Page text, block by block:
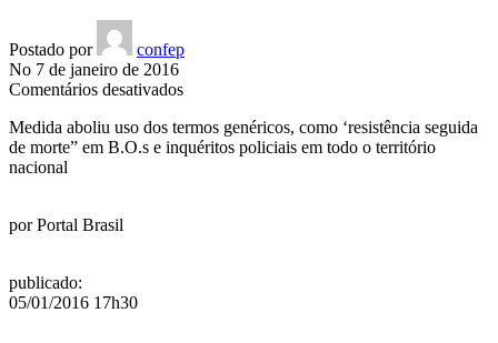
Postado por
confep
No 7 de janeiro de 2016
Comentários desativadosem
acaba
com
Medida aboliu uso dos termos genéricos, como ‘resistência seguida
de morte” em B.O.s e inquéritos policiais em todo o território
nacional
porPortal Brasil
publicado:
05/01/2016 17h30